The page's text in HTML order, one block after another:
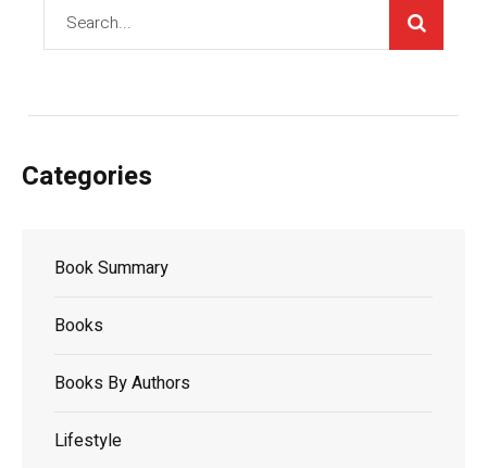
Categories
Book Summary
Books
Books By Authors
Lifestyle